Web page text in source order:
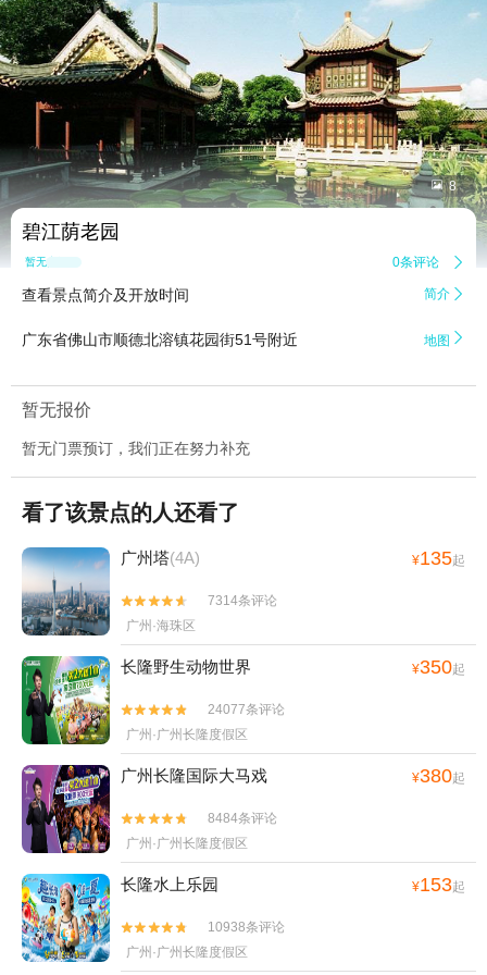
 8
碧江荫老园
暂无点评 0条评论 
查看景点简介及开放时间 简介 
广东省佛山市顺德北溶镇花园街51号附近 地图 
暂无报价
暂无门票预订，我们正在努力补充
看了该景点的人还看了
广州塔(4A) ¥135起


7314条评论
广州·海珠区
长隆野生动物世界 ¥350起


24077条评论
广州·广州长隆度假区
广州长隆国际大马戏 ¥380起


8484条评论
广州·广州长隆度假区
长隆水上乐园 ¥153起


10938条评论
广州·广州长隆度假区
